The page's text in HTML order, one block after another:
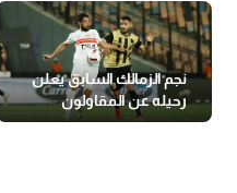
نجم الزمالك السابق يعلن
رحيله عن المقاولون